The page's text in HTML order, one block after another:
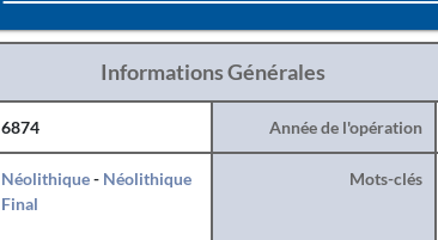
Informations Générales
6874 Année de l'opération
Néolithique- Néolithique
Final
Mots-clés